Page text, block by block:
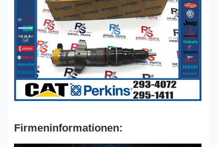
Firmeninformationen: